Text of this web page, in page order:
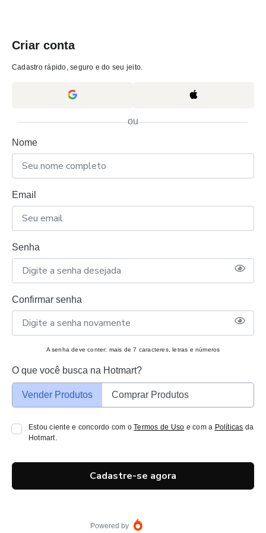
Criar conta
Cadastro rápido, seguro e do seu jeito.
ou
Nome
Email
Senha
Confirmar senha
A senha deve conter: mais de 7 caracteres, letras e números
O que você busca na Hotmart?
Vender Produtos Comprar Produtos
Estou ciente e concordo com oTermos de Uso e com a Políticas da
Hotmart.
Cadastre-se agora
Powered by